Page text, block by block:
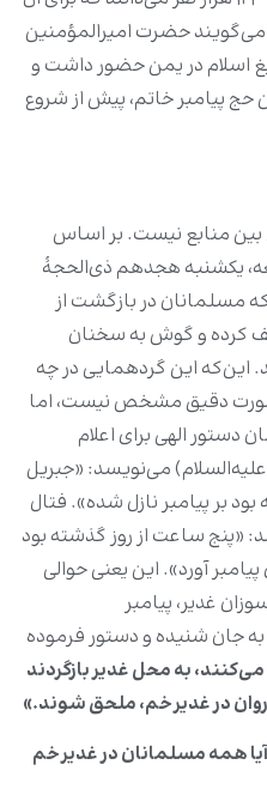
حضرت امیرالمؤمنین
اسلام در یمن حضور داشت و
حج پیامبر خاتم، پیش از شروع
بین منابع نیست. بر اساس
یکشنبه هجدهم ذی‌الحجۀ
که مسلمانان در بازگشت از
کرده و گوش به سخنان
این‌که این گردهمایی در چه
صورت دقیق مشخص نیست، اما
دستور الهی برای اعلام
می‌نویسد: «جبریل
بر پیامبر نازل شده». فتال
«پنج ساعت از روز گذشته بود
پیامبر آورد». این یعنی حوالی
غدیر، پیامبر
به جان شنیده و دستور فرموده
به محل غدیر بازگردند
در غدیر خم، ملحق شوند.»
همه مسلمانان در غدیر خم